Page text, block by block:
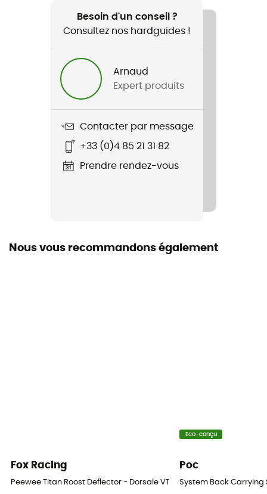
Homme / Femme
Nom du produit
Raceframe Impact Sb D3O
Besoin d'un conseil ?
Consultez nos hardguides !
Arnaud
Expert produits
Contacter par message
+33 (0)4 85 21 31 82
Prendre rendez-vous
Nous vous recommandons également
Fox Racing
Peewee Titan Roost Deflector - Dorsale VTT
Eco-conçu
Poc
System Back Carrying